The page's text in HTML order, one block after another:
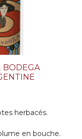
BODEGA
herbacés.
en bouche.